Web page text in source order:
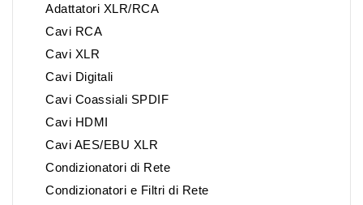
Adattatori XLR/RCA
Cavi RCA
Cavi XLR
Cavi Digitali
Cavi Coassiali SPDIF
Cavi HDMI
Cavi AES/EBU XLR
Condizionatori di Rete
Condizionatori e Filtri di Rete